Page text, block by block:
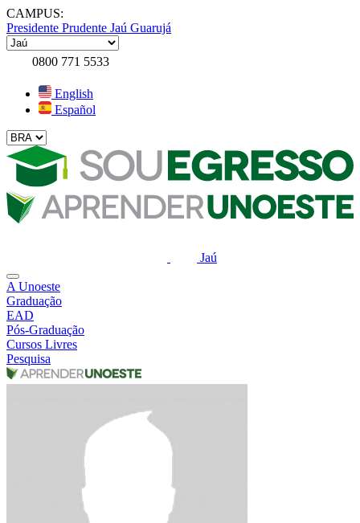
CAMPUS:
Presidente Prudente Jaú Guarujá
0800 771 5533
English
Español
Jaú
A Unoeste
Graduação
EAD
Pós-Graduação
Cursos Livres
Pesquisa